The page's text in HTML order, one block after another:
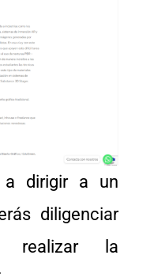
dirigir a un
diligenciar
realizar la